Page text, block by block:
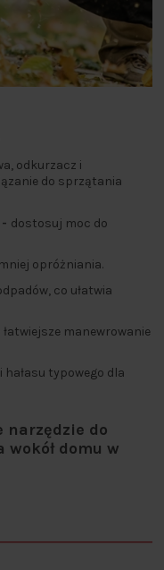
odkurzacz i
do sprzątania
dostosuj moc do
opróżniania.
co ułatwia
łatwiejsze manewrowanie
typowego dla
narzędzie do
domu w